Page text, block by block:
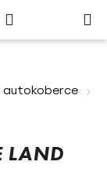
košík
autokoberce
LAND